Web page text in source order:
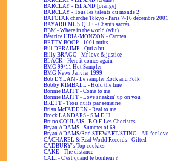
BARCLAY - ISLAND [orange]
BARCLAY - Tous les talents du monde 2
BATOFAR cherche Tokyo - Paris 7-16 décembre 2001
BAYARD MUSIQUE - Chants sacrés
BBM - Where in the world (edit)
Béatrice URIA-MONZON - Carmen
BETTY BOOP - 1001 nuits
Bill DERAIME - Qui a bu
Billy BRAGG - Mr love & justice
BLACK - Here it comes again
BMG 99/11 Hot Sampler
BMG News Janvier 1999
Bob DYLAN - Le sampler Rock and Folk
Bobby KIMBALL - Hold the line
Bonnie RAITT - Come to me
Bonnie RAITT - Love sneakin' up on you
BRETT - Trois nuits par semaine
Brian McFADDEN - Real to me
Brock LANDARS - S.M.D.U.
Bruno COULAIS - B.O.F. Les Choristes
Bryan ADAMS - Summer of 69
Bryan ADAMS/Rod STEWART/STING - All for love
CACHAREL & Real World Records - Gifted
CADBURY's Top cookies
CAKE - The distance
CALI - C'est quand le bonheur ?